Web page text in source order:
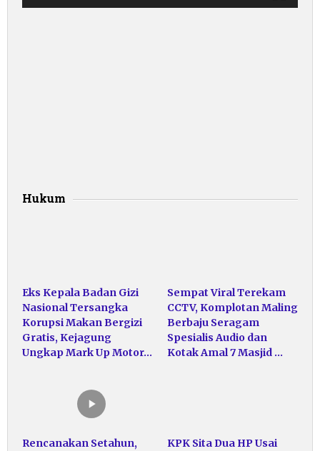
Hukum
Eks Kepala Badan Gizi
Nasional Tersangka
Korupsi Makan Bergizi
Gratis, Kejagung
Ungkap Mark Up Motor…
Sempat Viral Terekam
CCTV, Komplotan Maling
Berbaju Seragam
Spesialis Audio dan
Kotak Amal 7 Masjid …
Rencanakan Setahun,
KPK Sita Dua HP Usai